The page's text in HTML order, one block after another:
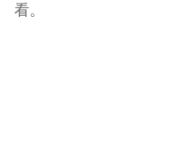
看。